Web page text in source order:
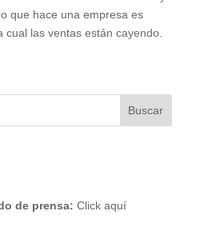
que hace una empresa es
cual las ventas están cayendo.
de prensa: Click aquí